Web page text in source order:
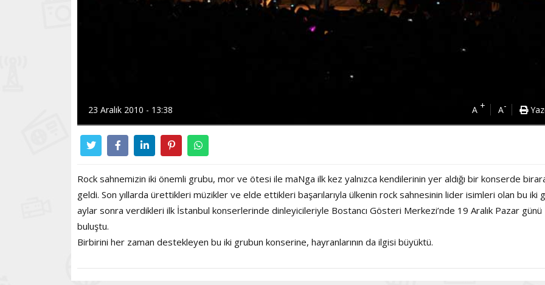
23 Aralık 2010 - 13:38 A + A-
Rock sahnemizin iki önemli grubu, mor ve ötesi ile maNga ilk kez yalnızca kendilerinin yer aldığı bir konserde
geldi. Son yıllarda ürettikleri müzikler ve elde ettikleri başarılarıyla ülkenin rock sahnesinin lider isimleri olan bu iki
aylar sonra verdikleri ilk İstanbul konserlerinde dinleyicileriyle Bostancı Gösteri Merkezi’nde 19 Aralık Pazar günü
buluştu.
Birbirini her zaman destekleyen bu iki grubun konserine, hayranlarının da ilgisi büyüktü.